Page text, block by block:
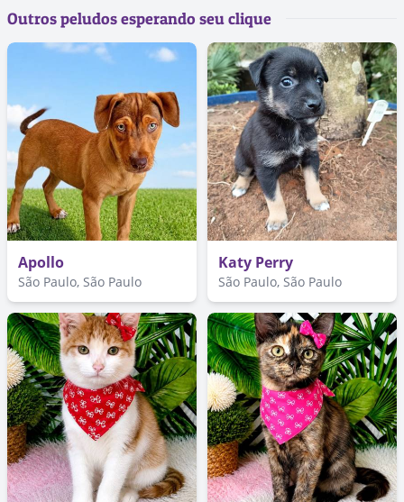
Outros peludos esperando seu clique
Apollo
São Paulo, São Paulo
Katy Perry
São Paulo, São Paulo